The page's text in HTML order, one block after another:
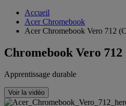
Accueil
Acer Chromebook
Acer Chromebook Vero 712
Chromebook Vero 712
Apprentissage durable
Voir la vidéo